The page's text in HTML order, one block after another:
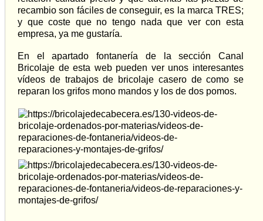
recambio son fáciles de conseguir, es la marca TRES;
y que coste que no tengo nada que ver con esta
empresa, ya me gustaría.
En el apartado fontanería de la sección Canal
Bricolaje de esta web pueden ver unos interesantes
vídeos de trabajos de bricolaje casero de como se
reparan los grifos mono mandos y los de dos pomos.